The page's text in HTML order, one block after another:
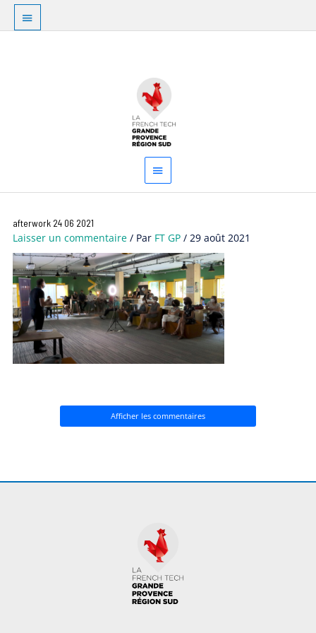
Aller
contenu
Au
dessus
principal
afterwork 24 06 2021
Laisser un commentaire / Par FT GP/29 août 2021
Afficher les commentaires